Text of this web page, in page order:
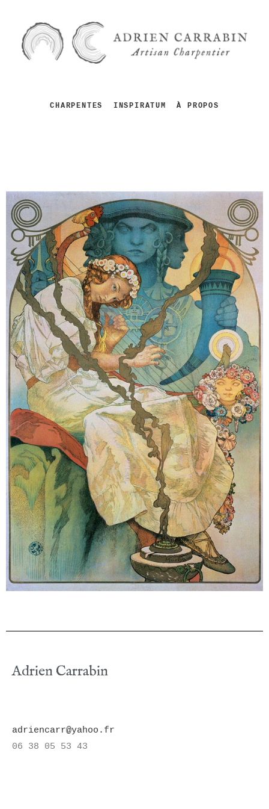
CHARPENTES INSPIRATUM À PROPOS
Adrien Carrabin
adriencarr@yahoo.fr
06 38 05 53 43